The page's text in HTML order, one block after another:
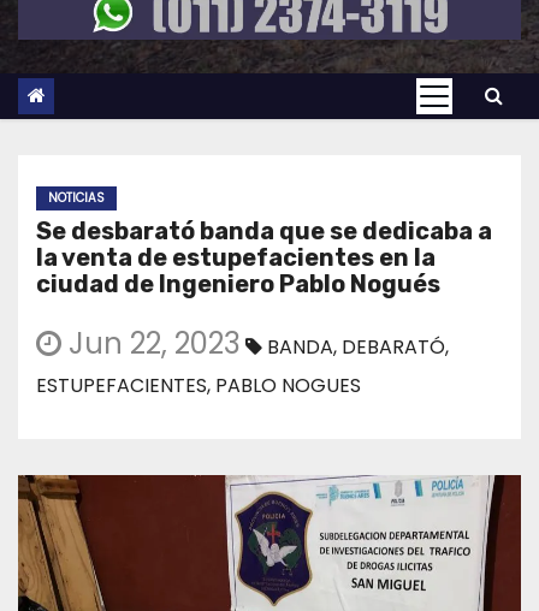
NOTICIAS
Se desbarató banda que se dedicaba a
la venta de estupefacientes en la
ciudad de Ingeniero Pablo Nogués
Jun 22, 2023 BANDA, DEBARATÓ,
ESTUPEFACIENTES, PABLO NOGUES